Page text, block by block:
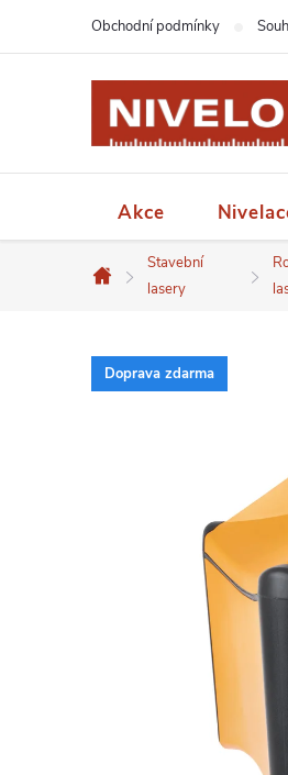
Obchodní podmínky
Akce
Domů
Stavební
lasery
Doprava zdarma